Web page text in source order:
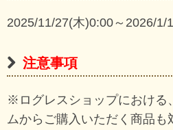
2025/11/27(木)0:00～2026/1/
注意事項
※ログレスショップにおける
ムからご購入いただく商品も